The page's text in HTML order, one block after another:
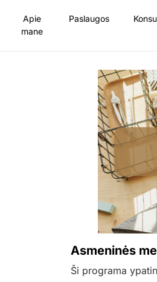
Apie
mane
Paslaugos
Asmeninės
Ši programa